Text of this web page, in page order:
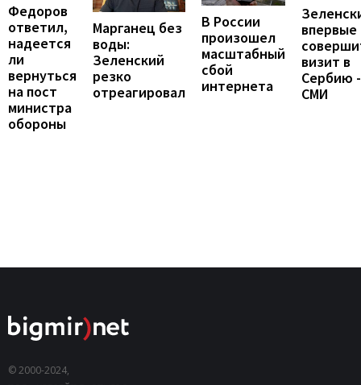
Федоров
ответил,
надеется
ли
вернуться
на пост
министра
обороны
Марганец без
воды:
Зеленский
резко
отреагировал
В России
произошел
масштабный
сбой
интернета
впервые
визит в
Сербию -
СМИ
© 2000-2024,